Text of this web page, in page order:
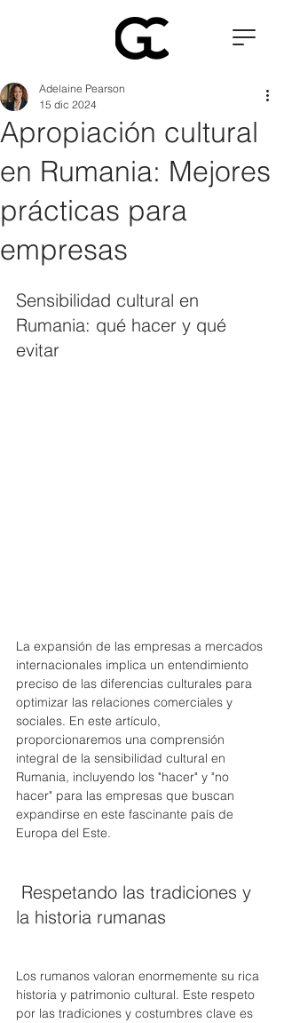
Apropiación cultural
en Rumania: Mejores
prácticas para
empresas
Adelaine Pearson
15 dic 2024
Sensibilidad cultural en
Rumania: qué hacer y qué
evitar
La expansión de las empresas a mercados
internacionales implica un entendimiento
preciso de las diferencias culturales para
optimizar las relaciones comerciales y
sociales. En este artículo,
proporcionaremos una comprensión
integral de la sensibilidad cultural en
Rumania, incluyendo los "hacer" y "no
hacer" para las empresas que buscan
expandirse en este fascinante país de
Europa del Este.
la historia rumanas
Los rumanos valoran enormemente su rica
historia y patrimonio cultural. Este respeto
por las tradiciones y costumbres clave es